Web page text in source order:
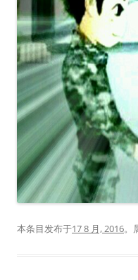
本条目发布于17 8 月, 2016。